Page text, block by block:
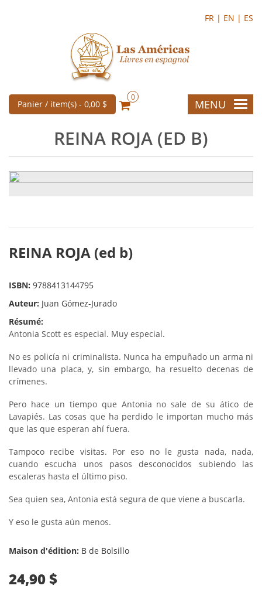
FR | EN | ES
Panier / item(s) - 0,00 $
0
MENU
REINA ROJA (ED B)
REINA ROJA (ed b)
ISBN: 9788413144795
Auteur: Juan Gómez-Jurado
Résumé:
Antonia Scott es especial. Muy especial.
No es policía ni criminalista. Nunca ha empuñado un arma ni
llevado una placa, y, sin embargo, ha resuelto decenas de
crímenes.
Pero hace un tiempo que Antonia no sale de su ático de
Lavapiés. Las cosas que ha perdido le importan mucho más
que las que esperan ahí fuera.
Tampoco recibe visitas. Por eso no le gusta nada, nada,
cuando escucha unos pasos desconocidos subiendo las
escaleras hasta el último piso.
Sea quien sea, Antonia está segura de que viene a buscarla.
Y eso le gusta aún menos.
Maison d'édition: B de Bolsillo
24,90 $